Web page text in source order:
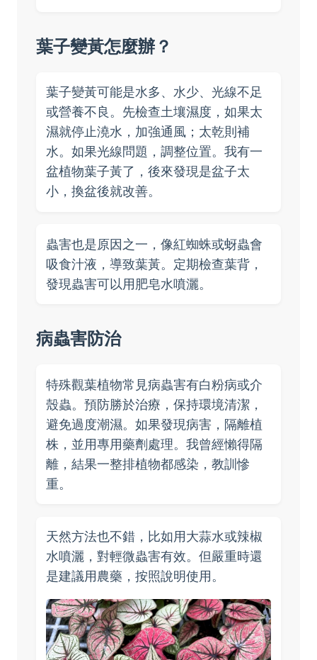
葉子變黃怎麼辦？
葉子變黃可能是水多、水少、光線不足
或營養不良。先檢查土壤濕度，如果太
濕就停止澆水，加強通風；太乾則補
水。如果光線問題，調整位置。我有一
盆植物葉子黃了，後來發現是盆子太
小，換盆後就改善。
蟲害也是原因之一，像紅蜘蛛或蚜蟲會
吸食汁液，導致葉黃。定期檢查葉背，
發現蟲害可以用肥皂水噴灑。
病蟲害防治
特殊觀葉植物常見病蟲害有白粉病或介
殼蟲。預防勝於治療，保持環境清潔，
避免過度潮濕。如果發現病害，隔離植
株，並用專用藥劑處理。我曾經懶得隔
離，結果一整排植物都感染，教訓慘
重。
天然方法也不錯，比如用大蒜水或辣椒
水噴灑，對輕微蟲害有效。但嚴重時還
是建議用農藥，按照說明使用。